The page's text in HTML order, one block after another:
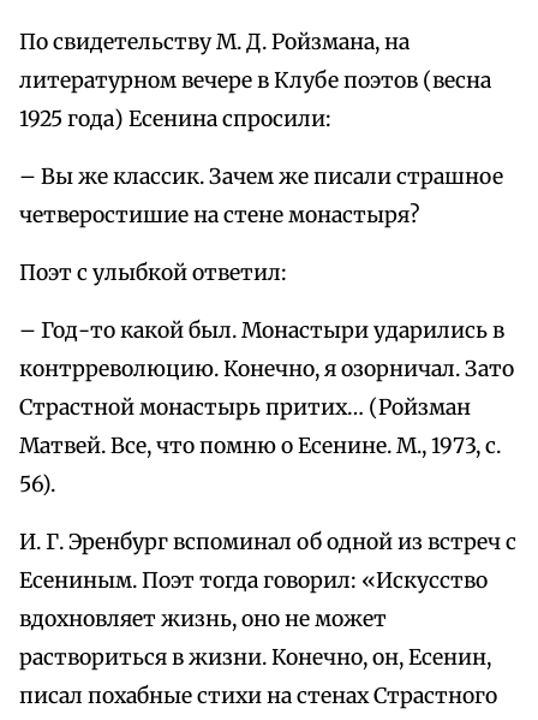
По свидетельству М. Д. Ройзмана, на
литературном вечере в Клубе поэтов (весна
1925 года) Есенина спросили:
– Вы же классик. Зачем же писали страшное
четверостишие на стене монастыря?
Поэт с улыбкой ответил:
– Год-то какой был. Монастыри ударились в
контрреволюцию. Конечно, я озорничал. Зато
Страстной монастырь притих… (Ройзман
Матвей. Все, что помню о Есенине. М., 1973, с.
56).
И. Г. Эренбург вспоминал об одной из встреч с
Есениным. Поэт тогда говорил: «Искусство
вдохновляет жизнь, оно не может
раствориться в жизни. Конечно, он, Есенин,
писал похабные стихи на стенах Страстного